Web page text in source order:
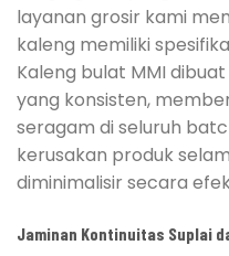
layanan grosir kami
kaleng memiliki
Kaleng bulat MMI
yang konsisten,
seragam di seluruh
kerusakan produk
diminimalisir secara
Jaminan Kontinuitas Suplai